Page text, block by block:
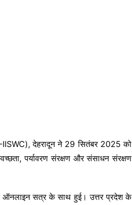
IISWC), देहरादून ने 29 सितंबर 2025 को
पर्यावरण संरक्षण और संसाधन संरक्षण
ऑनलाइन सत्र के साथ हुई। उत्तर प्रदेश के